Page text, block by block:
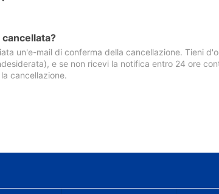
un'e-mail di conferma della cancellazione. Tieni
e se non ricevi la notifica entro 24 ore
cancellazione.